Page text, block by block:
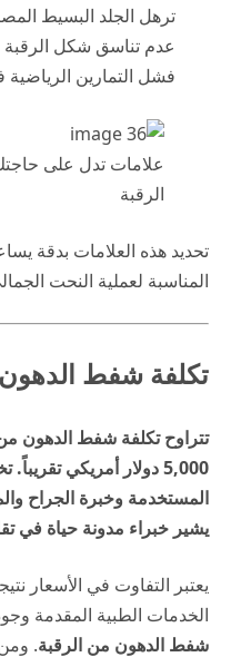
ترهل الجلد البسيط
عدم تناسق شكل الرقبة
فشل التمارين الرياضية
علامات تدل على
الرقبة
تحديد هذه العلامات بدقة
المناسبة لعملية النحت
تكلفة شفط الدهون
5,000 دولار أمريكي
المستخدمة وخبرة الجراح
يشير خبراء مدونة حياة في
يعتبر التفاوت في الأسعار
الخدمات الطبية المقدمة
شفط الدهون من الرقبة. ومن